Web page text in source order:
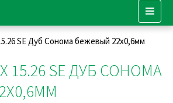
SE Дуб Сонома бежевый 22х0,6мм
15.26 SE ДУБ СОНОМА